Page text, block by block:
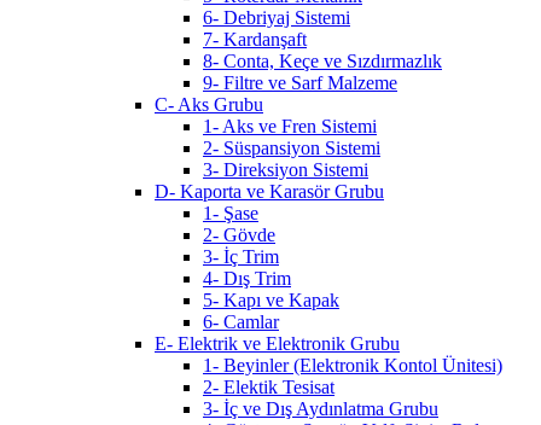
6- Debriyaj Sistemi
7- Kardanşaft
8- Conta, Keçe ve Sızdırmazlık
9- Filtre ve Sarf Malzeme
C- Aks Grubu
1- Aks ve Fren Sistemi
2- Süspansiyon Sistemi
3- Direksiyon Sistemi
D- Kaporta ve Karasör Grubu
1- Şase
2- Gövde
3- İç Trim
4- Dış Trim
5- Kapı ve Kapak
6- Camlar
E- Elektrik ve Elektronik Grubu
1- Beyinler (Elektronik Kontol Ünitesi)
2- Elektik Tesisat
3- İç ve Dış Aydınlatma Grubu